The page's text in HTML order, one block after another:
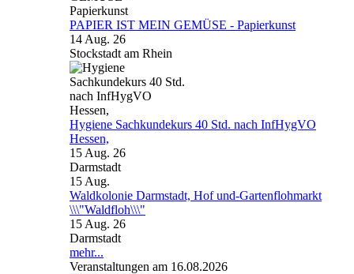
PAPIER IST MEIN GEMÜSE - Papierkunst
14 Aug. 26
Stockstadt am Rhein
Hygiene Sachkundekurs 40 Std. nach InfHygVO
Hessen,
15 Aug. 26
Darmstadt
15 Aug.
Waldkolonie Darmstadt, Hof und-Gartenflohmarkt
\\\"Waldfloh\\\"
15 Aug. 26
Darmstadt
mehr...
Veranstaltungen am 16.08.2026